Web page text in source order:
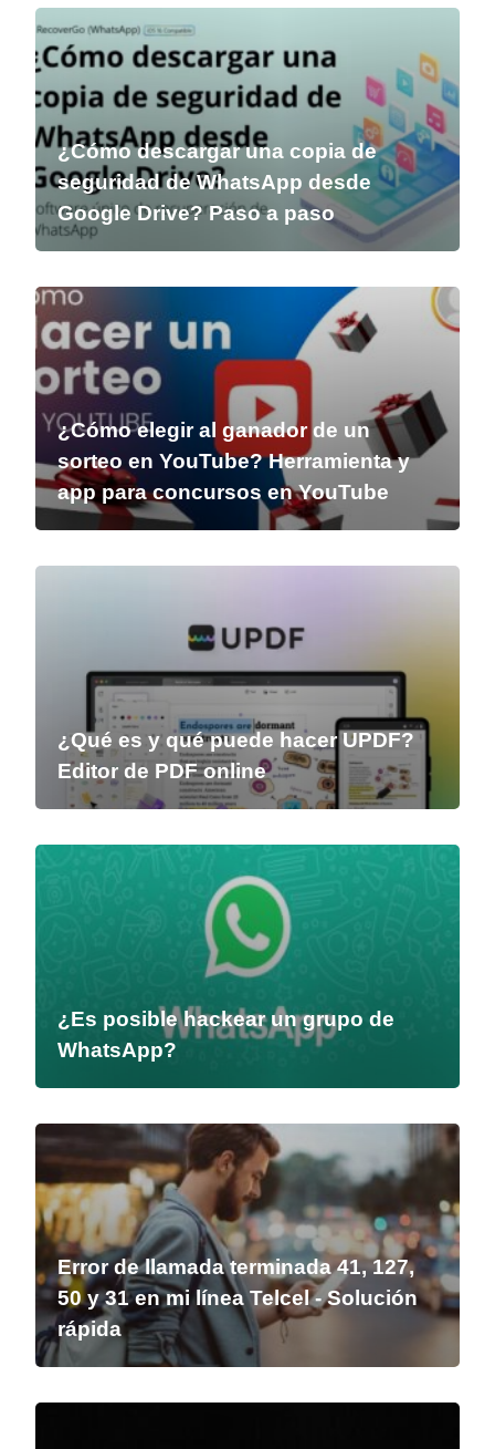
¿Cómo descargar una copia de
seguridad de WhatsApp desde
Google Drive? Paso a paso
¿Cómo elegir al ganador de un
sorteo en YouTube? Herramienta y
app para concursos en YouTube
¿Qué es y qué puede hacer UPDF?
Editor de PDF online
¿Es posible hackear un grupo de
WhatsApp?
Error de llamada terminada 41, 127,
50 y 31 en mi línea Telcel - Solución
rápida